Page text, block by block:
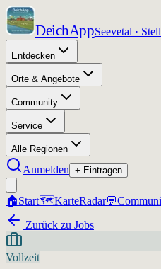
DeichAppSeevetal ·
Entdecken
Orte & Angebote
Community
Service
Alle Regionen
Anmelden + Eintragen
🏠Start🗺️KarteRadar💬
Zurück zu Jobs
Vollzeit